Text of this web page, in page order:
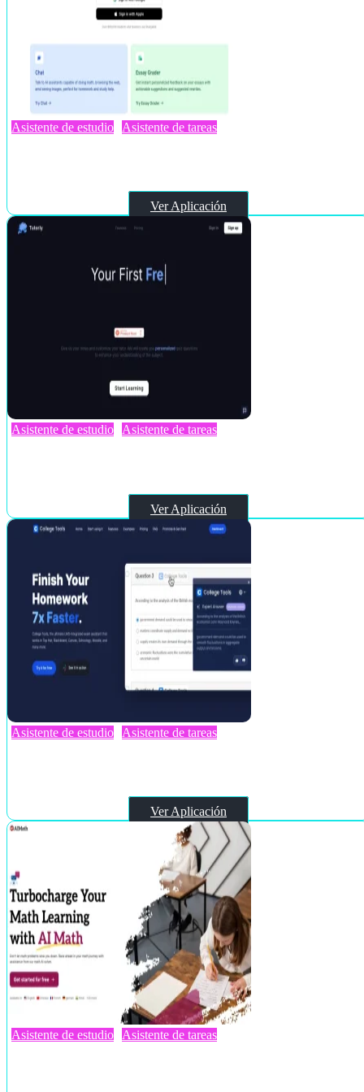
Asistente de estudio Asistente de tareas
Ver Aplicación
Asistente de estudio Asistente de tareas
Ver Aplicación
Asistente de estudio Asistente de tareas
Ver Aplicación
Asistente de estudio Asistente de tareas